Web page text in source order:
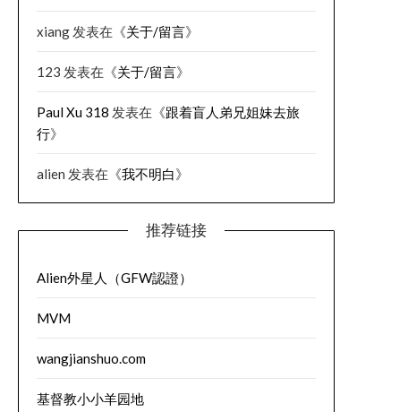
xiang发表在《关于/留言》
123 发表在《关于/留言》
Paul Xu 318 发表在《跟着盲人弟兄姐妹去旅
行》
alien 发表在《我不明白》
推荐链接
Alien外星人（GFW認證）
MVM
wangjianshuo.com
基督教小小羊园地